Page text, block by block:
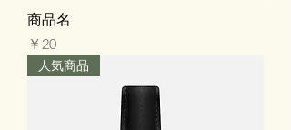
商品名
価格
￥20
人気商品